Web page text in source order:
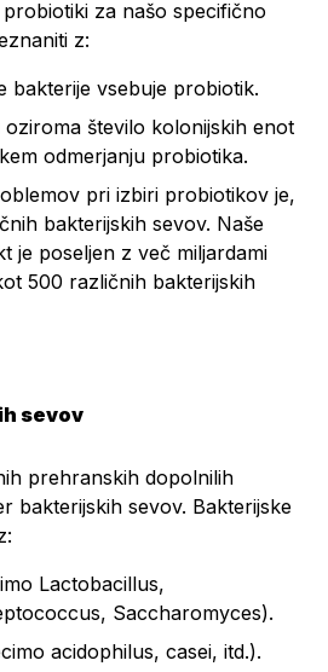
za našo specifično
z:
bakterije vsebuje probiotik.
število kolonijskih enot
odmerjanju probiotika.
pri izbiri probiotikov je,
bakterijskih sevov. Naše
je poseljen z več miljardami
500 različnih bakterijskih
sevov
prehranskih dopolnilih
bakterijskih sevov. Bakterijske
Lactobacillus,
Saccharomyces).
acidophilus, casei, itd.).